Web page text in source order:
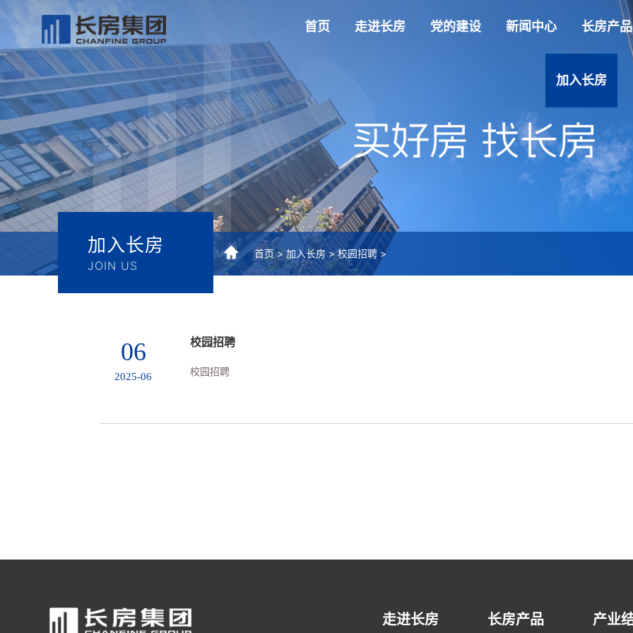
首页 走进长房 党的建设 新闻中心 长房产品
加入长房
加入长房
JOIN US
首页 >加入长房>校园招聘 >
06
2025-06
校园招聘
校园招聘
走进长房 长房产品 产业